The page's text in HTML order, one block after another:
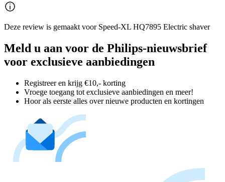
Deze review is gemaakt voor Speed-XL HQ7895 Electric shaver
Meld u aan voor de Philips-nieuwsbrief
voor exclusieve aanbiedingen
Registreer en krijg €10,- korting
Vroege toegang tot exclusieve aanbiedingen en meer!
Hoor als eerste alles over nieuwe producten en kortingen